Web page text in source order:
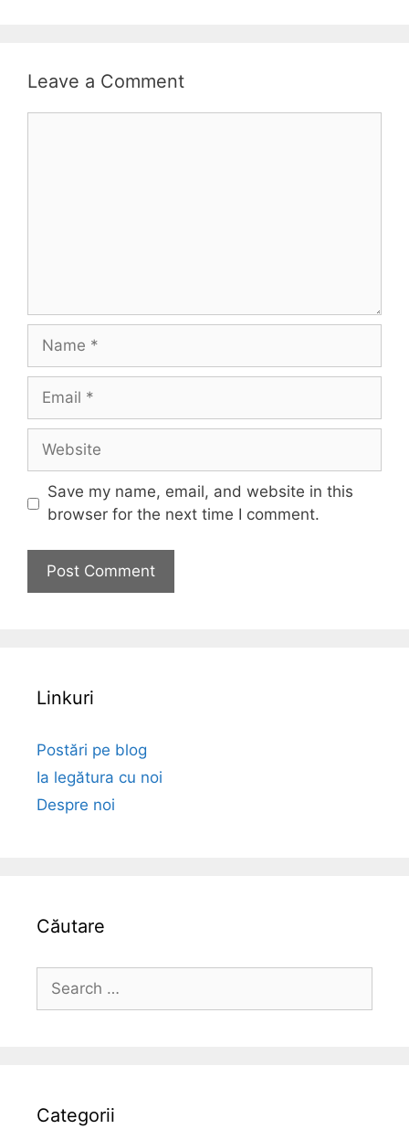
Leave a Comment
Name
Email
Website
Save my name, email, and website in this
browser for the next time I comment.
Linkuri
Postări pe blog
Ia legătura cu noi
Despre noi
Căutare
for:
Categorii